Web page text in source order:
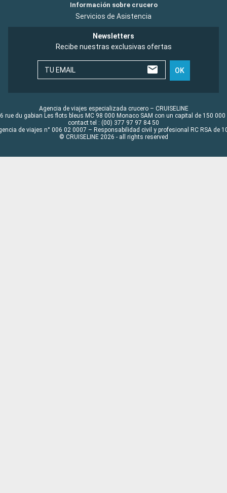
Información sobre crucero
Servicios de Asistencia
Newsletters
Recibe nuestras exclusivas ofertas
TU EMAIL OK
Agencia de viajes especializada crucero – CRUISELINE
rue du gabian Les flots bleus MC 98 000 Monaco SAM con un capital de 150 000
contact tel : (00) 377 97 97 84 50
de viajes n° 006 02 0007 – Responsabilidad civil y profesional RC RSA de
© CRUISELINE 2026 - all rights reserved